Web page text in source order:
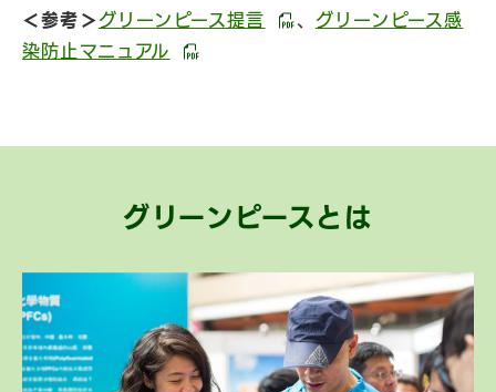
＜参考＞グリーンピース提言 、 グリーンピース感
染防止マニュアル
グリーンピースとは